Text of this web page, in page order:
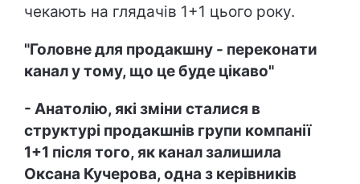
чекають на глядачів 1+1 цього року.
"Головне для продакшну - переконати
канал у тому, що це буде цікаво"
- Анатолію, які зміни сталися в
структурі продакшнів групи компанії
1+1 після того, як канал залишила
Оксана Кучерова, одна з керівників